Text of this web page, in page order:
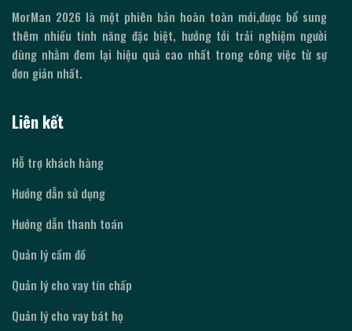
MorMan 2026 là một phiên bản hoàn toàn mới,được bổ sung
thêm nhiều tính năng đặc biệt, hướng tới trải nghiệm người
dùng nhằm đem lại hiệu quả cao nhất trong công việc từ sự
đơn giản nhất.
Liên kết
Hỗ trợ khách hàng
Hướng dẫn sử dụng
Hướng dẫn thanh toán
Quản lý cầm đồ
Quản lý cho vay tín chấp
Quản lý cho vay bát họ